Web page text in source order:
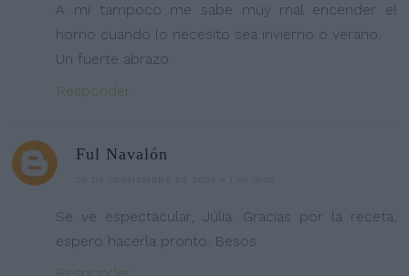
A mi tampoco me sabe muy mal encender el
horno cuando lo necesito sea invierno o verano.
Un fuerte abrazo.
Responder
Ful Navalón
Se ve espectacular, Júlia. Gracias por la receta,
espero hacerla pronto. Besos